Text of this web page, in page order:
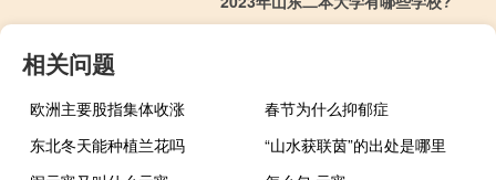
相关问题
欧洲主要股指集体收涨
春节为什么抑郁症
东北冬天能种植兰花吗
“山水获联茵”的出处是哪里